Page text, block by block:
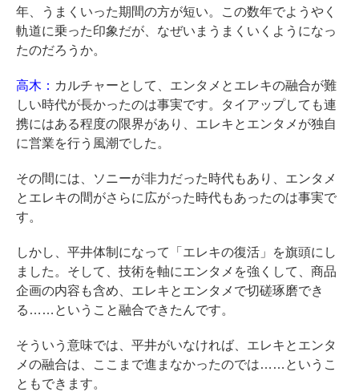
年、うまくいった期間の方が短い。この数年でようやく
軌道に乗った印象だが、なぜいまうまくいくようになっ
たのだろうか。
高木： カルチャーとして、エンタメとエレキの融合が難
しい時代が長かったのは事実です。タイアップしても連
携にはある程度の限界があり、エレキとエンタメが独自
に営業を行う風潮でした。
その間には、ソニーが非力だった時代もあり、エンタメ
とエレキの間がさらに広がった時代もあったのは事実で
す。
しかし、平井体制になって「エレキの復活」を旗頭にし
ました。そして、技術を軸にエンタメを強くして、商品
企画の内容も含め、エレキとエンタメで切磋琢磨でき
る……ということ融合できたんです。
そういう意味では、平井がいなければ、エレキとエンタ
メの融合は、ここまで進まなかったのでは……というこ
ともできます。